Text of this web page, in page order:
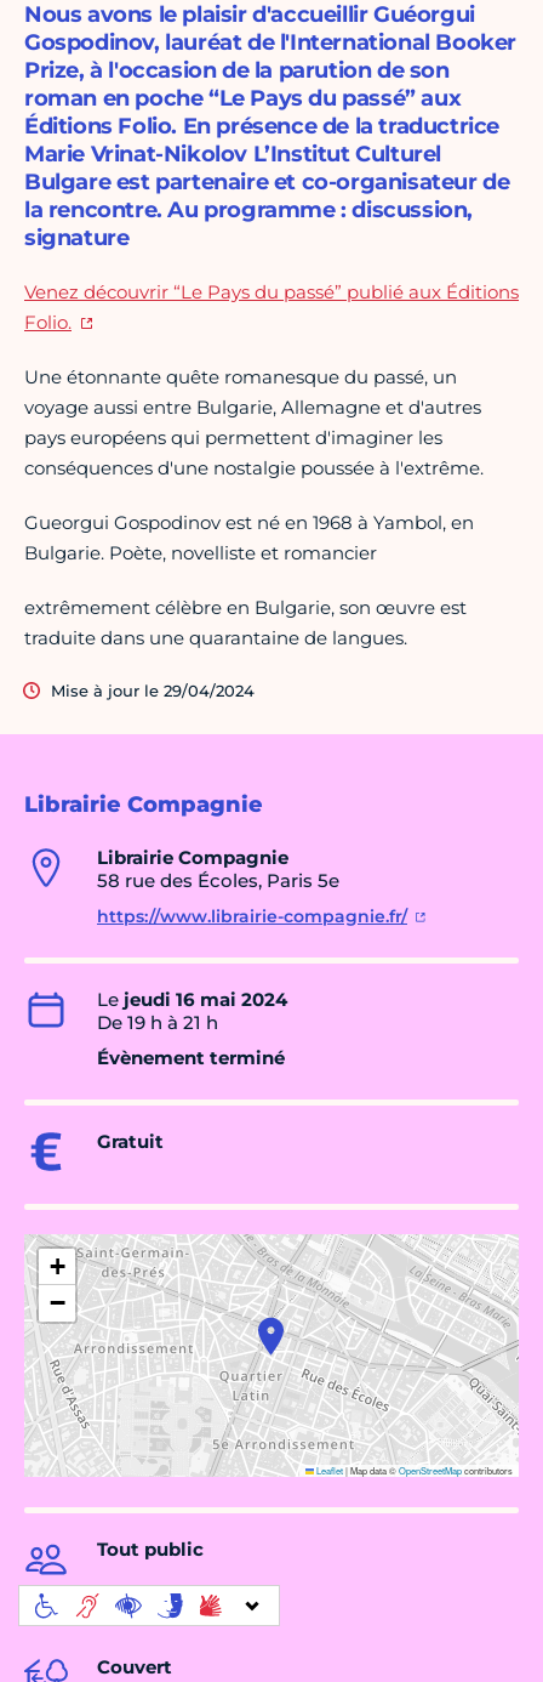
Librairie Compagnie
Librairie Compagnie
58 rue des Écoles, Paris 5e
https://www.librairie-compagnie.fr/
Le jeudi 16 mai 2024
De 19 h à 21 h
Évènement terminé
Gratuit
+
−
Leaflet|Map data ©OpenStreetMapcontributors
Tout public
Couvert
Nous avons le plaisir d'accueillir Guéorgui
Gospodinov, lauréat de l'International Booker
Prize, à l'occasion de la parution de son
roman en poche “Le Pays du passé” aux
Éditions Folio. En présence de la traductrice
Marie Vrinat-Nikolov L’Institut Culturel
Bulgare est partenaire et co-organisateur de
la rencontre. Au programme : discussion,
signature
Venez découvrir “Le Pays du passé” publié aux Éditions
Folio.
Une étonnante quête romanesque du passé, un
voyage aussi entre Bulgarie, Allemagne et d'autres
pays européens qui permettent d'imaginer les
conséquences d'une nostalgie poussée à l'extrême.
Gueorgui Gospodinov est né en 1968 à Yambol, en
Bulgarie. Poète, novelliste et romancier
extrêmement célèbre en Bulgarie, son œuvre est
traduite dans une quarantaine de langues.
Mise à jour le 29/04/2024